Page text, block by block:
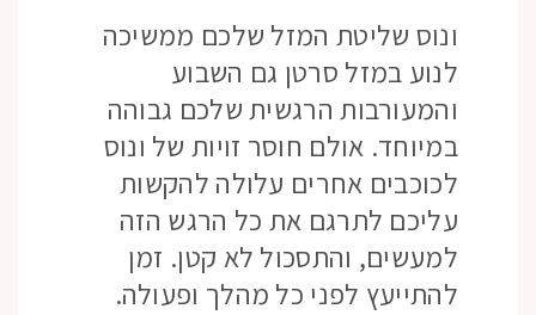
ונוס שליטת המזל שלכם ממשיכה
לנוע במזל סרטן גם השבוע
והמעורבות הרגשית שלכם גבוהה
במיוחד. אולם חוסר זויות של ונוס
לכוכבים אחרים עלולה להקשות
עליכם לתרגם את כל הרגש הזה
למעשים, והתסכול לא קטן. זמן
להתייעץ לפני כל מהלך ופעולה.